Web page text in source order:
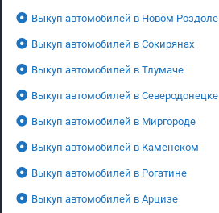
Выкуп автомобилей в Новом Роздоле
Выкуп автомобилей в Сокирянах
Выкуп автомобилей в Тлумаче
Выкуп автомобилей в Северодонецке
Выкуп автомобилей в Миргороде
Выкуп автомобилей в Каменском
Выкуп автомобилей в Рогатине
Выкуп автомобилей в Арцизе